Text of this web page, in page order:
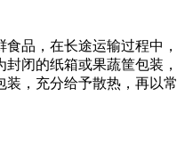
品，在长途运输过程中，
闭的纸箱或果蔬筐包装，
装，充分给予散热，再以常